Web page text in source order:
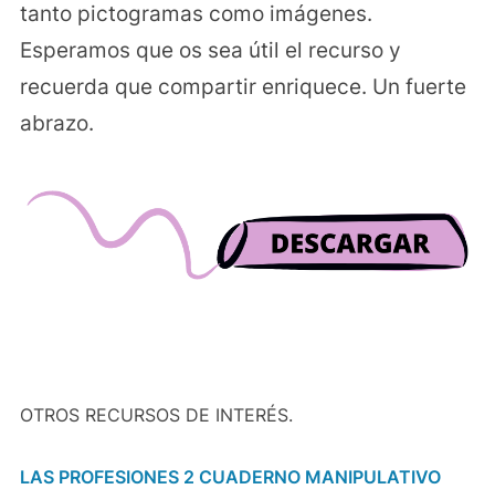
tanto pictogramas como imágenes.
Esperamos que os sea útil el recurso y
recuerda que compartir enriquece. Un fuerte
abrazo.
OTROS RECURSOS DE INTERÉS.
LAS PROFESIONES 2 CUADERNO MANIPULATIVO